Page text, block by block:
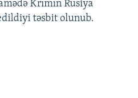
Krımın Rusiya
təsbit olunub.